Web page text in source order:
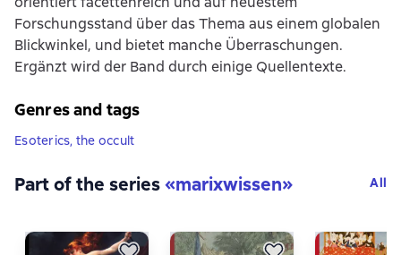
Forschungsstand über das Thema aus einem globalen
Blickwinkel, und bietet manche Überraschungen.
Ergänzt wird der Band durch einige Quellentexte.
Genres and tags
Esoterics, the occult
Part of the series«marixwissen» All